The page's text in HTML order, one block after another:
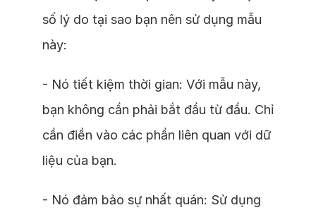
số lý do tại sao bạn nên sử dụng mẫu
này:
- Nó tiết kiệm thời gian: Với mẫu này,
bạn không cần phải bắt đầu từ đầu. Chỉ
cần điền vào các phần liên quan với dữ
liệu của bạn.
- Nó đảm bảo sự nhất quán: Sử dụng